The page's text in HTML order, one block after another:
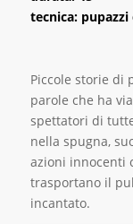
tecnica:
Piccole storie di
parole che ha
spettatori di
nella spugna,
azioni innocenti
trasportano il
incantato.